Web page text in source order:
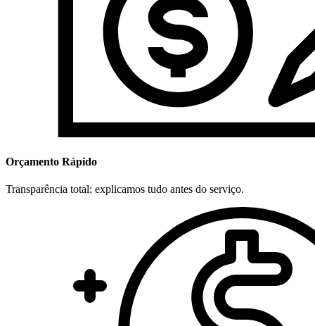
Orçamento Rápido
Transparência total: explicamos tudo antes do serviço.